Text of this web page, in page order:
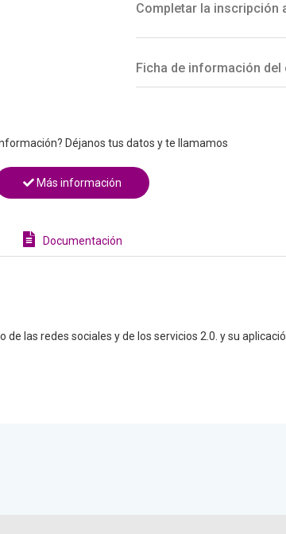
Completar la inscripción
Ficha de información del
Déjanos tus datos y te llamamos
Más información
Documentación
las redes sociales y de los servicios 2.0. y su